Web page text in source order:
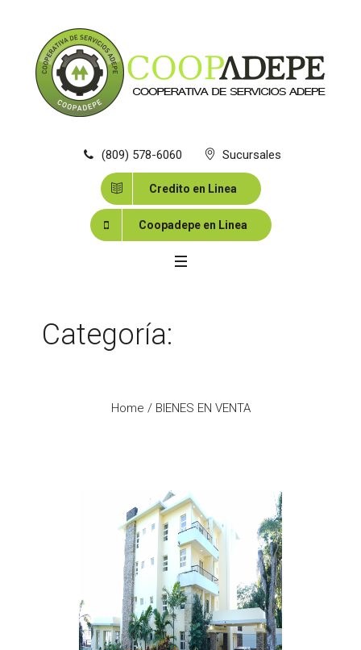
(809) 578-6060 Sucursales
Credito en Linea
Coopadepe en Linea
Categoría:
Home / BIENES EN VENTA